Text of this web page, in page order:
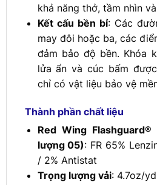
khả năng thở, tầm nhìn
Kết cấu bền bỉ: Các
may đôi hoặc ba, các
đảm bảo độ bền. Khóa
lửa ẩn và cúc bấm
chỉ có vật liệu bảo vệ
Thành phần chất liệu
Red Wing
lượng 05): FR 65%
/ 2% Antistat
Trọng lượng vải: 4.7oz/